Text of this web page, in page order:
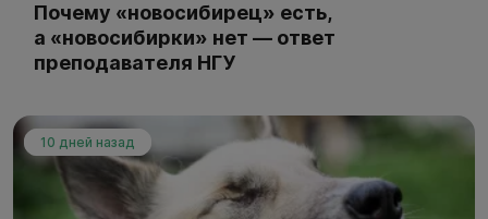
Почему «новосибирец» есть,
а «новосибирки» нет — ответ
преподавателя НГУ
10 дней назад